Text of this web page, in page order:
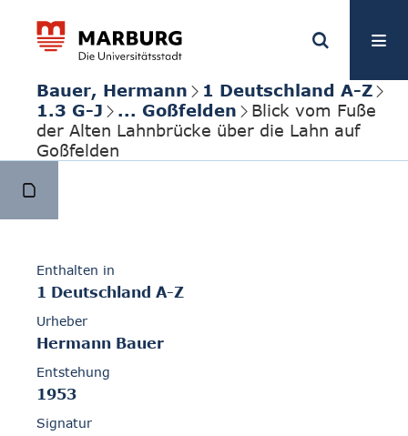
Bauer, Hermann
1 Deutschland A-Z
1.3 G-J
... Goßfelden
Blick vom Fuße
der Alten Lahnbrücke über die Lahn auf
Goßfelden
Enthalten in
1 Deutschland A-Z
Urheber
Hermann Bauer
Entstehung
1953
Signatur